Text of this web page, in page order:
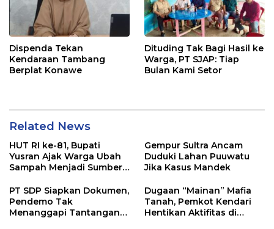
Dispenda Tekan
Kendaraan Tambang
Berplat Konawe
Dituding Tak Bagi Hasil ke
Warga, PT SJAP: Tiap
Bulan Kami Setor
Related News
HUT RI ke-81, Bupati
Yusran Ajak Warga Ubah
Sampah Menjadi Sumber
Gempur Sultra Ancam
Duduki Lahan Puuwatu
Jika Kasus Mandek
PT SDP Siapkan Dokumen,
Pendemo Tak
Menanggapi Tantangan
Dugaan “Mainan” Mafia
Tanah, Pemkot Kendari
Hentikan Aktifitas di